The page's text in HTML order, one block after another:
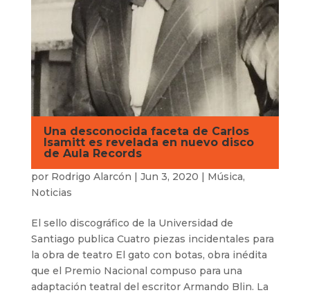
Una desconocida faceta de Carlos
Isamitt es revelada en nuevo disco
de Aula Records
por Rodrigo Alarcón | Jun 3, 2020 | Música,
Noticias
El sello discográfico de la Universidad de
Santiago publica Cuatro piezas incidentales para
la obra de teatro El gato con botas, obra inédita
que el Premio Nacional compuso para una
adaptación teatral del escritor Armando Blin. La